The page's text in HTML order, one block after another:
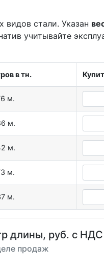
видов стали. Указан
учитывайте
в тн.
м.
м.
м.
м.
м.
длины, руб. с НДС
продаж